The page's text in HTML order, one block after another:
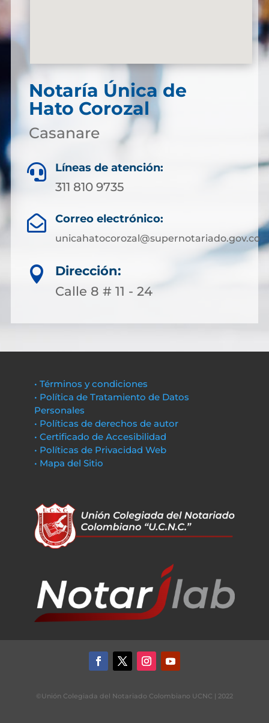
Notaría Única de
Hato Corozal
Casanare
 Líneas de atención:
311 810 9735
 Correo electrónico:
unicahatocorozal@supernotariado.gov.co

Dirección:
Calle 8 # 11 - 24
• Términos y condiciones
• Política de Tratamiento de Datos
Personales
• Políticas de derechos de autor
• Certificado de Accesibilidad
• Políticas de Privacidad Web
• Mapa del Sitio
©Unión Colegiada del Notariado Colombiano UCNC | 2022